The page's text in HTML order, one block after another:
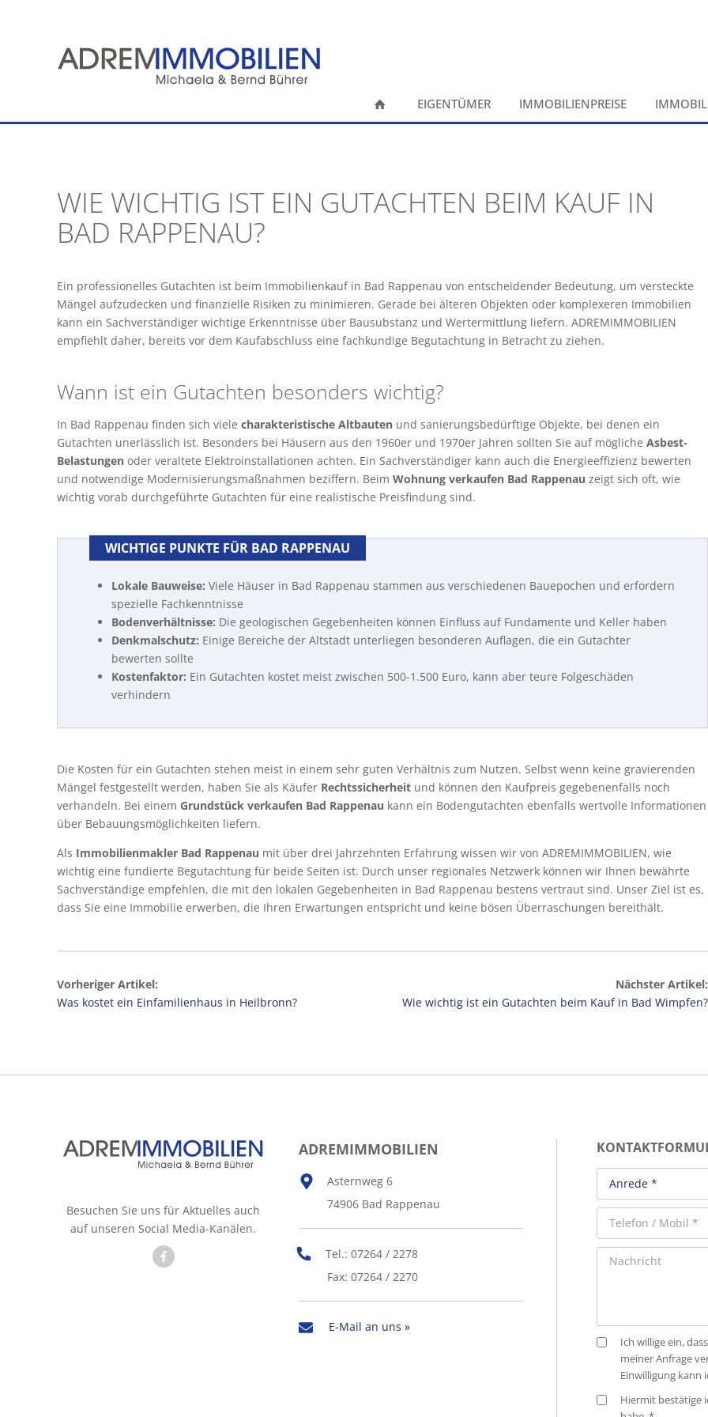
EIGENTÜMER IMMOBILIENPREISE
WIE WICHTIG IST EIN GUTACHTEN BEIM KAUF IN
BAD RAPPENAU?
Ein professionelles Gutachten ist beim Immobilienkauf in Bad Rappenau von entscheidender Bedeutung, um versteckte
Mängel aufzudecken und finanzielle Risiken zu minimieren. Gerade bei älteren Objekten oder komplexeren Immobilien
kann ein Sachverständiger wichtige Erkenntnisse über Bausubstanz und Wertermittlung liefern. ADREMIMMOBILIEN
empfiehlt daher, bereits vor dem Kaufabschluss eine fachkundige Begutachtung in Betracht zu ziehen.
Wann ist ein Gutachten besonders wichtig?
In Bad Rappenau finden sich viele charakteristische Altbauten und sanierungsbedürftige Objekte, bei denen ein
Gutachten unerlässlich ist. Besonders bei Häusern aus den 1960er und 1970er Jahren sollten Sie auf mögliche Asbest-
Belastungen oder veraltete Elektroinstallationen achten. Ein Sachverständiger kann auch die Energieeffizienz bewerten
und notwendige Modernisierungsmaßnahmen beziffern. Beim Wohnung verkaufen Bad Rappenau zeigt sich oft, wie
wichtig vorab durchgeführte Gutachten für eine realistische Preisfindung sind.
WICHTIGE PUNKTE FÜR BAD RAPPENAU
Lokale Bauweise: Viele Häuser in Bad Rappenau stammen aus verschiedenen Bauepochen und erfordern
spezielle Fachkenntnisse
Bodenverhältnisse: Die geologischen Gegebenheiten können Einfluss auf Fundamente und Keller haben
Denkmalschutz: Einige Bereiche der Altstadt unterliegen besonderen Auflagen, die ein Gutachter
bewerten sollte
Kostenfaktor: Ein Gutachten kostet meist zwischen 500-1.500 Euro, kann aber teure Folgeschäden
verhindern
Die Kosten für ein Gutachten stehen meist in einem sehr guten Verhältnis zum Nutzen. Selbst wenn keine gravierenden
Mängel festgestellt werden, haben Sie als Käufer Rechtssicherheit und können den Kaufpreis gegebenenfalls noch
verhandeln. Bei einem Grundstück verkaufen Bad Rappenau kann ein Bodengutachten ebenfalls wertvolle Informationen
über Bebauungsmöglichkeiten liefern.
Als Immobilienmakler Bad Rappenau mit über drei Jahrzehnten Erfahrung wissen wir von ADREMIMMOBILIEN, wie
wichtig eine fundierte Begutachtung für beide Seiten ist. Durch unser regionales Netzwerk können wir Ihnen bewährte
Sachverständige empfehlen, die mit den lokalen Gegebenheiten in Bad Rappenau bestens vertraut sind. Unser Ziel ist es,
dass Sie eine Immobilie erwerben, die Ihren Erwartungen entspricht und keine bösen Überraschungen bereithält.
Vorheriger Artikel:
Was kostet ein Einfamilienhaus in Heilbronn?
Nächster Artikel:
Wie wichtig ist ein Gutachten beim Kauf in Bad Wimpfen?
Besuchen Sie uns für Aktuelles auch
auf unseren Social Media-Kanälen.
ADREMIMMOBILIEN
Asternweg 6
74906 Bad Rappenau
Tel.: 07264 / 2278
Fax: 07264 / 2270
E-Mail an uns »
Ich willige ein,
meiner Anfrage
Einwilligung kann
Hiermit bestätige